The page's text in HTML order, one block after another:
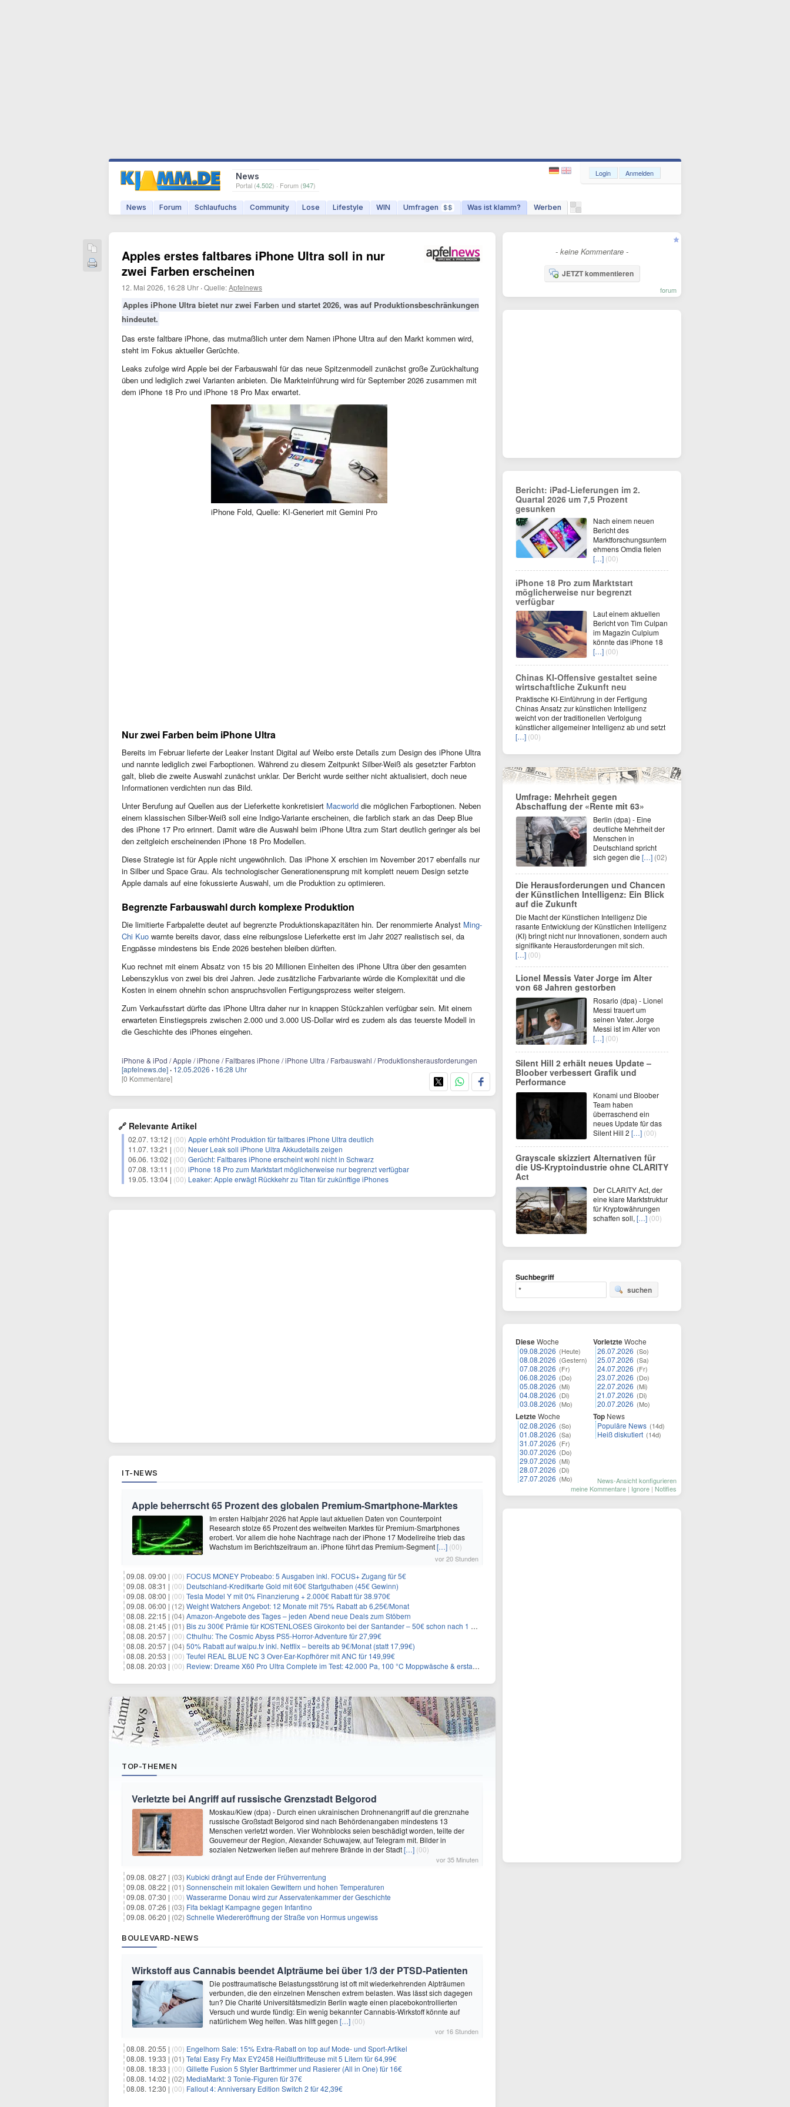
News
Portal (4.502) · Forum (947)
News Forum Schlaufuchs Community Lose Lifestyle WIN Umfragen $$ Was ist klamm? Werben
Login Anmelden
Apples erstes faltbares iPhone Ultra soll in nur
zwei Farben erscheinen
12. Mai 2026, 16:28 Uhr ·Quelle:Apfelnews
Apples iPhone Ultra bietet nur zwei Farben und startet 2026, was auf Produktionsbeschränkungen
hindeutet.
Das erste faltbare iPhone, das mutmaßlich unter dem Namen iPhone Ultra auf den Markt kommen wird,
steht im Fokus aktueller Gerüchte.
Leaks zufolge wird Apple bei der Farbauswahl für das neue Spitzenmodell zunächst große Zurückhaltung
üben und lediglich zwei Varianten anbieten. Die Markteinführung wird für September 2026 zusammen mit
dem iPhone 18 Pro und iPhone 18 Pro Max erwartet.
iPhone Fold, Quelle: KI-Generiert mit Gemini Pro
Nur zwei Farben beim iPhone Ultra
Bereits im Februar lieferte der Leaker Instant Digital auf Weibo erste Details zum Design des iPhone Ultra
und nannte lediglich zwei Farboptionen. Während zu diesem Zeitpunkt Silber-Weiß als gesetzter Farbton
galt, blieb die zweite Auswahl zunächst unklar. Der Bericht wurde seither nicht aktualisiert, doch neue
Informationen verdichten nun das Bild.
Unter Berufung auf Quellen aus der Lieferkette konkretisiert Macworld die möglichen Farboptionen. Neben
einem klassischen Silber-Weiß soll eine Indigo-Variante erscheinen, die farblich stark an das Deep Blue
des iPhone 17 Pro erinnert. Damit wäre die Auswahl beim iPhone Ultra zum Start deutlich geringer als bei
den zeitgleich erscheinenden iPhone 18 Pro Modellen.
Diese Strategie ist für Apple nicht ungewöhnlich. Das iPhone X erschien im November 2017 ebenfalls nur
in Silber und Space Grau. Als technologischer Generationensprung mit komplett neuem Design setzte
Apple damals auf eine fokussierte Auswahl, um die Produktion zu optimieren.
Begrenzte Farbauswahl durch komplexe Produktion
Die limitierte Farbpalette deutet auf begrenzte Produktionskapazitäten hin. Der renommierte Analyst Ming-
Chi Kuo warnte bereits davor, dass eine reibungslose Lieferkette erst im Jahr 2027 realistisch sei, da
Engpässe mindestens bis Ende 2026 bestehen bleiben dürften.
Kuo rechnet mit einem Absatz von 15 bis 20 Millionen Einheiten des iPhone Ultra über den gesamten
Lebenszyklus von zwei bis drei Jahren. Jede zusätzliche Farbvariante würde die Komplexität und die
Kosten in einem ohnehin schon anspruchsvollen Fertigungsprozess weiter steigern.
Zum Verkaufsstart dürfte das iPhone Ultra daher nur in knappen Stückzahlen verfügbar sein. Mit einem
erwarteten Einstiegspreis zwischen 2.000 und 3.000 US-Dollar wird es zudem als das teuerste Modell in
die Geschichte des iPhones eingehen.
iPhone & iPod / Apple / iPhone / Faltbares iPhone / iPhone Ultra / Farbauswahl / Produktionsherausforderungen
[apfelnews.de] · 12.05.2026 · 16:28 Uhr
[0 Kommentare]
🔗 Relevante Artikel
02.07. 13:12 | (00) Apple erhöht Produktion für faltbares iPhone Ultra deutlich
11.07. 13:21 | (00) Neuer Leak soll iPhone Ultra Akkudetails zeigen
06.06. 13:02 | (00) Gerücht: Faltbares iPhone erscheint wohl nicht in Schwarz
07.08. 13:11 | (00) iPhone 18 Pro zum Marktstart möglicherweise nur begrenzt verfügbar
19.05. 13:04 | (00) Leaker: Apple erwägt Rückkehr zu Titan für zukünftige iPhones
IT-NEWS
Apple beherrscht 65 Prozent des globalen Premium-Smartphone-Marktes
Im ersten Halbjahr 2026 hat Apple laut aktuellen Daten von Counterpoint
Research stolze 65 Prozent des weltweiten Marktes für Premium-Smartphones
erobert. Vor allem die hohe Nachfrage nach der iPhone 17 Modellreihe trieb das
Wachstum im Berichtszeitraum an. iPhone führt das Premium-Segment[…] (00)
vor 20 Stunden
09.08. 09:00 | (00) FOCUS MONEY Probeabo: 5 Ausgaben inkl. FOCUS+ Zugang für 5€
09.08. 08:31 | (00) Deutschland-Kreditkarte Gold mit 60€ Startguthaben (45€ Gewinn)
09.08. 08:00 | (00) Tesla Model Y mit 0% Finanzierung + 2.000€ Rabatt für 38.970€
09.08. 06:00 | (12) Weight Watchers Angebot: 12 Monate mit 75% Rabatt ab 6,25€/Monat
08.08. 22:15 | (04) Amazon-Angebote des Tages – jeden Abend neue Deals zum Stöbern
08.08. 21:45 | (01) Bis zu 300€ Prämie für KOSTENLOSES Girokonto bei der Santander – 50€ schon nach 1 Woche!
08.08. 20:57 | (00) Cthulhu: The Cosmic Abyss PS5-Horror-Adventure für 27,99€
08.08. 20:57 | (04) 50% Rabatt auf waipu.tv inkl. Netflix – bereits ab 9€/Monat (statt 17,99€)
08.08. 20:53 | (00) Teufel REAL BLUE NC 3 Over-Ear-Kopfhörer mit ANC für 149,99€
08.08. 20:03 | (00) Review: Dreame X60 Pro Ultra Complete im Test: 42.000 Pa, 100 °C Moppwäsche & erstaunlich viel Technik in nur 8,9 cm Höhe
TOP-THEMEN
Verletzte bei Angriff auf russische Grenzstadt Belgorod
Moskau/Kiew (dpa) - Durch einen ukrainischen Drohnenangriff auf die grenznahe
russische Großstadt Belgorod sind nach Behördenangaben mindestens 13
Menschen verletzt worden. Vier Wohnblocks seien beschädigt worden, teilte der
Gouverneur der Region, Alexander Schuwajew, auf Telegram mit. Bilder in
sozialen Netzwerken ließen auf mehrere Brände in der Stadt[…] (00)
vor 35 Minuten
09.08. 08:27 | (03) Kubicki drängt auf Ende der Frühverrentung
09.08. 08:22 | (01) Sonnenschein mit lokalen Gewittern und hohen Temperaturen
09.08. 07:30 | (00) Wasserarme Donau wird zur Asservatenkammer der Geschichte
09.08. 07:26 | (03) Fifa beklagt Kampagne gegen Infantino
09.08. 06:20 | (02) Schnelle Wiedereröffnung der Straße von Hormus ungewiss
BOULEVARD-NEWS
Wirkstoff aus Cannabis beendet Alpträume bei über 1/3 der PTSD-Patienten
Die posttraumatische Belastungsstörung ist oft mit wiederkehrenden Alpträumen
verbunden, die den einzelnen Menschen extrem belasten. Was lässt sich dagegen
tun? Die Charité Universitätsmedizin Berlin wagte einen placebokontrollierten
Versuch und wurde fündig: Ein wenig bekannter Cannabis-Wirkstoff könnte auf
natürlichem Weg helfen. Was hilft gegen […] (00)
vor 16 Stunden
08.08. 20:55 | (00) Engelhorn Sale: 15% Extra-Rabatt on top auf Mode- und Sport-Artikel
08.08. 19:33 | (01) Tefal Easy Fry Max EY2458 Heißluftfritteuse mit 5 Litern für 64,99€
08.08. 18:33 | (00) Gillette Fusion 5 Styler Barttrimmer und Rasierer (All in One) für 16€
08.08. 14:02 | (02) MediaMarkt: 3 Tonie-Figuren für 37€
08.08. 12:30 | (00) Fallout 4: Anniversary Edition Switch 2 für 42,39€
- keine Kommentare -
JETZT kommentieren
forum
Bericht: iPad-Lieferungen im 2.
Quartal 2026 um 7,5 Prozent
gesunken
Nach einem neuen
Bericht des
Marktforschungsuntern
ehmens Omdia fielen
[…] (00)
iPhone 18 Pro zum Marktstart
möglicherweise nur begrenzt
verfügbar
Laut einem aktuellen
Bericht von Tim Culpan
im Magazin Culpium
könnte das iPhone 18
[…] (00)
Chinas KI-Offensive gestaltet seine
wirtschaftliche Zukunft neu
Praktische KI-Einführung in der Fertigung
Chinas Ansatz zur künstlichen Intelligenz
weicht von der traditionellen Verfolgung
künstlicher allgemeiner Intelligenz ab und setzt
[…] (00)
Umfrage: Mehrheit gegen
Abschaffung der «Rente mit 63»
Berlin (dpa) - Eine
deutliche Mehrheit der
Menschen in
Deutschland spricht
sich gegen die […] (02)
Die Herausforderungen und Chancen
der Künstlichen Intelligenz: Ein Blick
auf die Zukunft
Die Macht der Künstlichen Intelligenz Die
rasante Entwicklung der Künstlichen Intelligenz
(KI) bringt nicht nur Innovationen, sondern auch
signifikante Herausforderungen mit sich.
[…] (00)
Lionel Messis Vater Jorge im Alter
von 68 Jahren gestorben
Rosario (dpa) - Lionel
Messi trauert um
seinen Vater. Jorge
Messi ist im Alter von
[…] (00)
Silent Hill 2 erhält neues Update –
Bloober verbessert Grafik und
Performance
Konami und Bloober
Team haben
überraschend ein
neues Update für das
Silent Hill 2 […] (00)
Grayscale skizziert Alternativen für
die US-Kryptoindustrie ohne CLARITY
Act
Der CLARITY Act, der
eine klare Marktstruktur
für Kryptowährungen
schaffen soll, […] (00)
Suchbegriff
suchen
DieseWoche
09.08.2026 (Heute)
08.08.2026 (Gestern)
07.08.2026 (Fr)
06.08.2026 (Do)
05.08.2026 (Mi)
04.08.2026 (Di)
03.08.2026 (Mo)
LetzteWoche
02.08.2026 (So)
01.08.2026 (Sa)
31.07.2026 (Fr)
30.07.2026 (Do)
29.07.2026 (Mi)
28.07.2026 (Di)
27.07.2026 (Mo)
VorletzteWoche
26.07.2026 (So)
25.07.2026 (Sa)
24.07.2026 (Fr)
23.07.2026 (Do)
22.07.2026 (Mi)
21.07.2026 (Di)
20.07.2026 (Mo)
Top News
Populäre News (14d)
Heiß diskutiert (14d)
News-Ansicht konfigurieren
meine Kommentare | Ignore | Notifies